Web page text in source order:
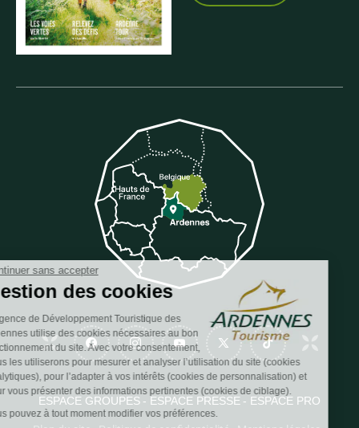
Suivez-nous sur Facebook
Suivez-nous sur Instagram
Suivez-nous sur Youtube
Suivez-nous sur
Suivez-nous
ESPACE GROUPES ESPACE PRESSE ESPACE PRO
Continuer sans accepter
Gestion des cookies
L’Agence de Développement Touristique des
Ardennes utilise des cookies nécessaires au bon
fonctionnement du site. Avec votre consentement,
nous les utiliserons pour mesurer et analyser l’utilisation du site (cookies
analytiques), pour l’adapter à vos intérêts (cookies de personnalisation) et
pour vous présenter des informations pertinentes (cookies de ciblage).
Vous pouvez à tout moment modifier vos préférences.